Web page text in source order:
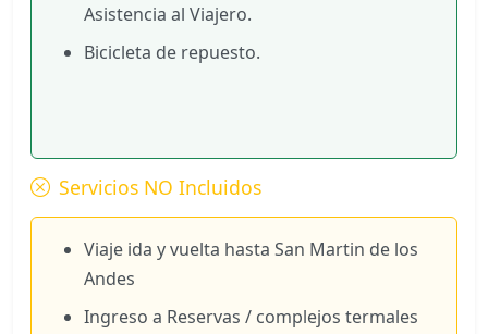
Asistencia al Viajero.
Bicicleta de repuesto.
Servicios NO Incluidos
Viaje ida y vuelta hasta San Martin de los
Andes
Ingreso a Reservas / complejos termales